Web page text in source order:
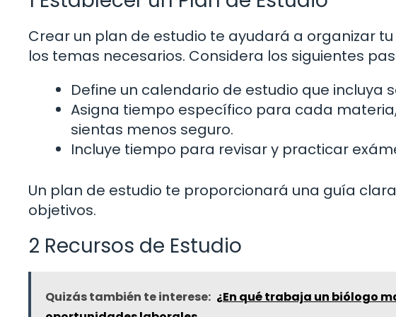
Crear un plan de estudio te ayudará a organizar
los temas necesarios. Considera los siguientes
Define un calendario de estudio que incluya
Asigna tiempo específico para cada
sientas menos seguro.
Incluye tiempo para revisar y practicar
Un plan de estudio te proporcionará una guía
objetivos.
2 Recursos de Estudio
Quizás también te interese: ¿En qué trabaja un biólogo